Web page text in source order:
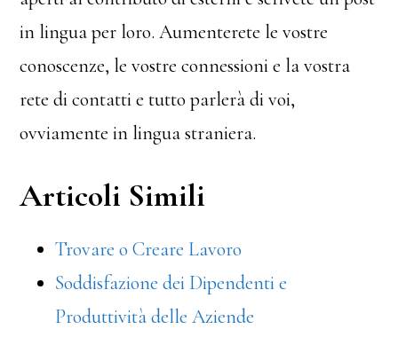
in lingua per loro. Aumenterete le vostre
conoscenze, le vostre connessioni e la vostra
rete di contatti e tutto parlerà di voi,
ovviamente in lingua straniera.
Articoli Simili
Trovare o Creare Lavoro
Soddisfazione dei Dipendenti e
Produttività delle Aziende